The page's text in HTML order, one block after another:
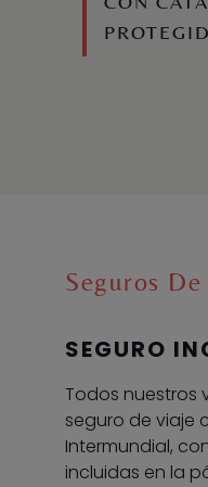
Seguros
SEGURO
Todos nuestros
seguro de viaje
Intermundial,
incluidas en la